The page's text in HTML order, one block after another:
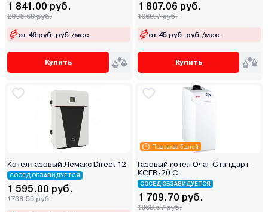
1 841.00 руб.
2006.69 руб.
от 46 руб. руб./мес.
Купить
1 807.06 руб.
1969.7 руб.
от 45 руб. руб./мес.
Купить
Котел газовый Лемакс Direct 12
СОСЕД ОБЗАВИДУЕТСЯ
1 595.00 руб.
1738.55 руб.
Под заказ 5 дней
Газовый котел Очаг Стандарт
КСГВ-20 С
СОСЕД ОБЗАВИДУЕТСЯ
1 709.70 руб.
1863.57 руб.